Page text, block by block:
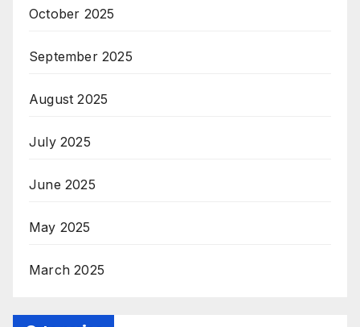
October 2025
September 2025
August 2025
July 2025
June 2025
May 2025
March 2025